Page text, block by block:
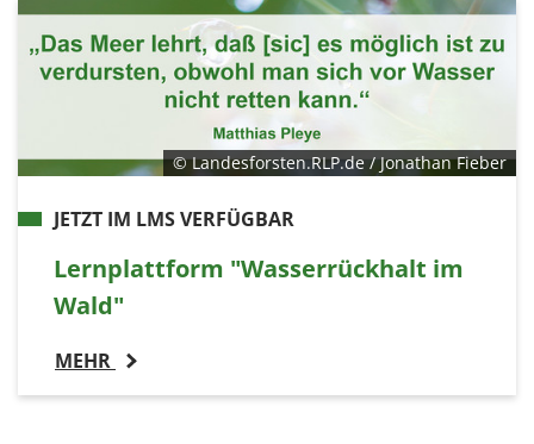
© Landesforsten.RLP.de / Jonathan Fieber
JETZT IM LMS VERFÜGBAR
Lernplattform "Wasserrückhalt im
Wald"
MEHR